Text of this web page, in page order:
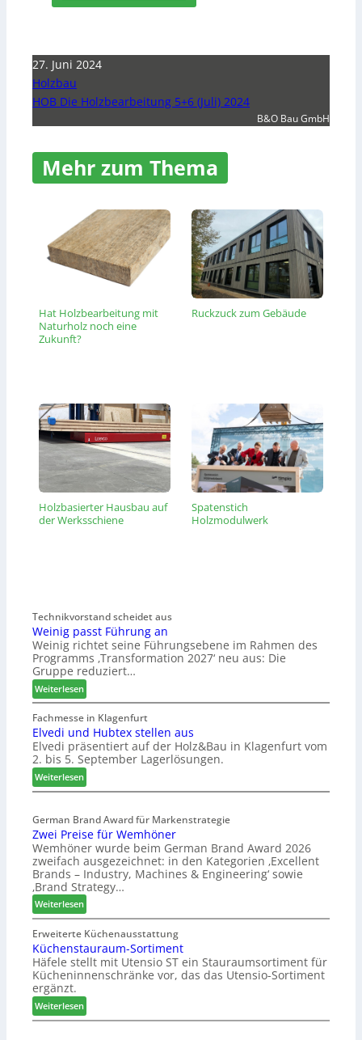
27. Juni 2024
Holzbau
HOB Die Holzbearbeitung 5+6 (Juli) 2024
B&O Bau GmbH
Mehr zum Thema
Hat Holzbearbeitung mit
Naturholz noch eine
Zukunft?
Ruckzuck zum Gebäude
Holzbasierter Hausbau auf
der Werksschiene
Spatenstich
Holzmodulwerk
Technikvorstand scheidet aus
Weinig passt Führung an
Weinig richtet seine Führungsebene im Rahmen des
Programms ‚Transformation 2027‘ neu aus: Die
Gruppe reduziert…
Weiterlesen:
W
e
i
n
i
p
s
s
t
F
ü
h
r
u
n
g
a
n
Fachmesse in Klagenfurt
Elvedi und Hubtex stellen aus
Elvedi präsentiert auf der Holz&Bau in Klagenfurt vom
2. bis 5. September Lagerlösungen.
Weiterlesen:
E
v
e
d
i
u
n
d
H
u
b
t
e
x
s
t
German Brand Award für Markenstrategie
Zwei Preise für Wemhöner
Wemhöner wurde beim German Brand Award 2026
zweifach ausgezeichnet: in den Kategorien ‚Excellent
Brands – Industry, Machines & Engineering‘ sowie
‚Brand Strategy…
Weiterlesen:
Z
w
e
i
P
e
i
Erweiterte Küchenausstattung
Küchenstauraum-Sortiment
Häfele stellt mit Utensio ST ein Stauraumsortiment für
Kücheninnenschränke vor, das das Utensio-Sortiment
ergänzt.
Weiterlesen:
K